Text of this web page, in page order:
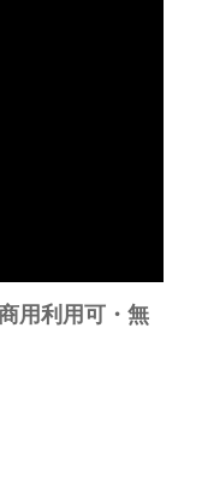
用利用可・無